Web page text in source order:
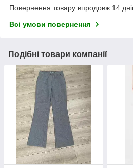
Повернення товару впродовж 14
Всі умови повернення
Подібні товари компанії